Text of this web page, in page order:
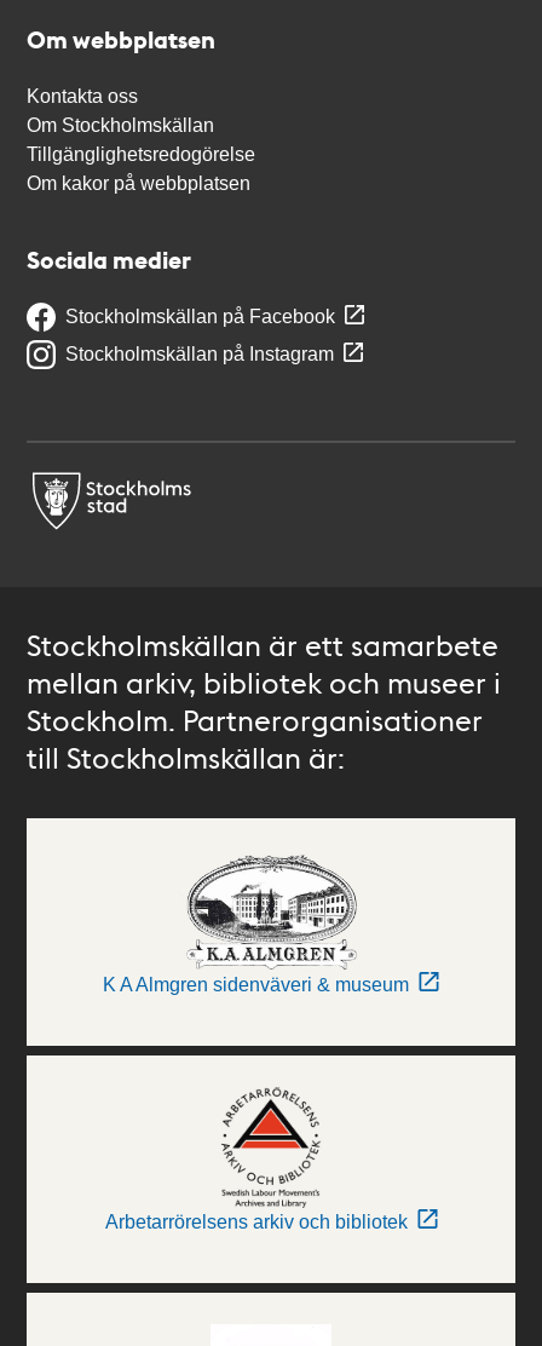
Om webbplatsen
Kontakta oss
Om Stockholmskällan
Tillgänglighetsredogörelse
Om kakor på webbplatsen
Sociala medier
Stockholmskällan på Facebook
Stockholmskällan på Instagram
Stockholmskällan är ett samarbete
mellan arkiv, bibliotek och museer i
Stockholm. Partnerorganisationer
till Stockholmskällan är:
K A Almgren sidenväveri & museum
Arbetarrörelsens arkiv och bibliotek